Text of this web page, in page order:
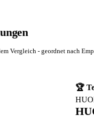
Vergleich - geordnet nach
🏆